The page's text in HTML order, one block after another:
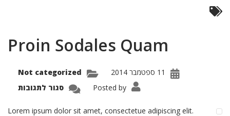
Proin Sodales Quam
11 ספטמבר 2014
Not categorized
Posted by
סגור לתגובותעל
Lorem ipsum dolor sit amet, consectetue adipiscing elit.